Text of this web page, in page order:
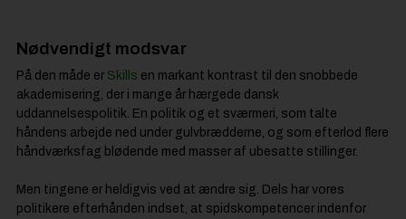
Nødvendigt modsvar
På den måde er Skills en markant kontrast til den snobbede
akademisering, der i mange år hærgede dansk
uddannelsespolitik. En politik og et sværmeri, som talte
håndens arbejde ned under gulvbrædderne, og som efterlod flere
håndværksfag blødende med masser af ubesatte stillinger.
Men tingene er heldigvis ved at ændre sig. Dels har vores
politikere efterhånden indset, at spidskompetencer indenfor